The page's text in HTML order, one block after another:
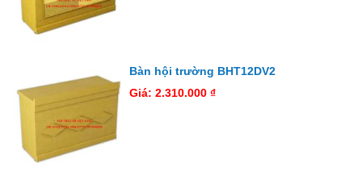
Bàn hội trường BHT12DV2
Giá: 2.310.000 ₫